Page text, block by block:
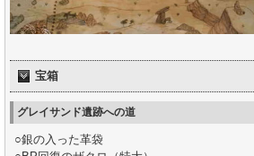
宝箱
グレイサンド遺跡への道
○銀の入った革袋